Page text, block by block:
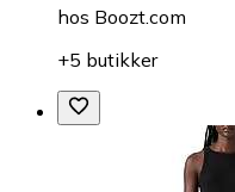
hos Boozt.com
+5 butikker